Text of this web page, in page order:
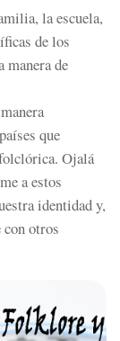
la escuela,
de los
manera de
que
Ojalá
a estos
identidad y,
otros